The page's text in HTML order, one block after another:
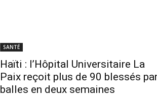
SANTÉ
Haïti : l’Hôpital Universitaire La
Paix reçoit plus de 90 blessés
balles en deux semaines